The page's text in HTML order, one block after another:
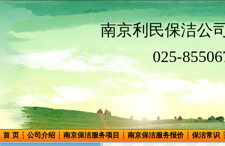
南京利民保洁公
025-
首 页 ┆ 公司介绍 ┆ 南京保洁服务项目 ┆ 南京保洁服务报价 ┆ 保洁常识